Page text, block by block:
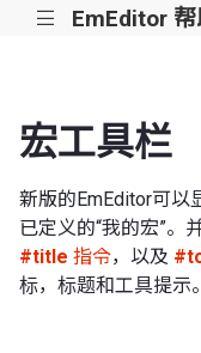
||| EmEditor 帮
宏工具栏
新版的EmEditor可以
已定义的“我的宏”。
#title 指令，以及
标，标题和工具提示。